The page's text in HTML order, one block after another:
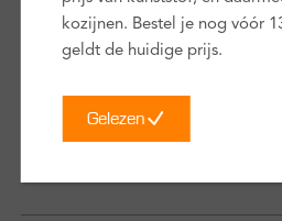
komt te zien, maar ook op de
zijn verschillende methodes met
moeilijkheidsgraad. Bekijk de
kozijnen. Bestel je nog vóór
geldt de huidige prijs.
Gelezen